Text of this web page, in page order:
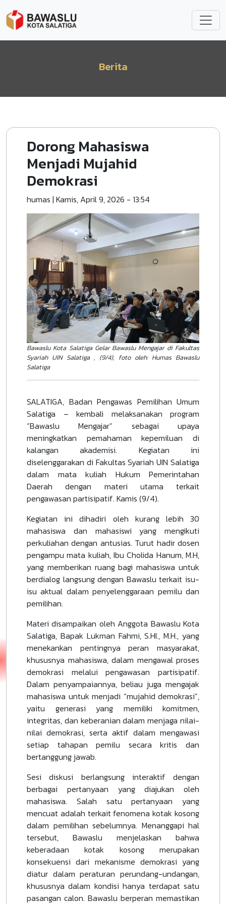
Berita
Dorong Mahasiswa
Menjadi Mujahid
Demokrasi
humas | Kamis, April 9, 2026 - 13:54
Bawaslu Kota Salatiga Gelar Bawaslu Mengajar di Fakultas
Syariah UIN Salatiga , (9/4), foto oleh: Humas Bawaslu
Salatiga
SALATIGA, Badan Pengawas Pemilihan Umum
Salatiga – kembali melaksanakan program
“Bawaslu Mengajar” sebagai upaya
meningkatkan pemahaman kepemiluan di
kalangan akademisi. Kegiatan ini
diselenggarakan di Fakultas Syariah UIN Salatiga
dalam mata kuliah Hukum Pemerintahan
Daerah dengan materi utama terkait
pengawasan partisipatif. Kamis (9/4).
Kegiatan ini dihadiri oleh kurang lebih 30
mahasiswa dan mahasiswi yang mengikuti
perkuliahan dengan antusias. Turut hadir dosen
pengampu mata kuliah, Ibu Cholida Hanum, M.H,
yang memberikan ruang bagi mahasiswa untuk
berdialog langsung dengan Bawaslu terkait isu-
isu aktual dalam penyelenggaraan pemilu dan
pemilihan.
Materi disampaikan oleh Anggota Bawaslu Kota
Salatiga, Bapak Lukman Fahmi, S.HI., M.H., yang
menekankan pentingnya peran masyarakat,
khususnya mahasiswa, dalam mengawal proses
demokrasi melalui pengawasan partisipatif.
Dalam penyampaiannya, beliau juga mengajak
mahasiswa untuk menjadi “mujahid demokrasi”,
yaitu generasi yang memiliki komitmen,
integritas, dan keberanian dalam menjaga nilai-
nilai demokrasi, serta aktif dalam mengawasi
setiap tahapan pemilu secara kritis dan
bertanggung jawab.
Sesi diskusi berlangsung interaktif dengan
berbagai pertanyaan yang diajukan oleh
mahasiswa. Salah satu pertanyaan yang
mencuat adalah terkait fenomena kotak kosong
dalam pemilihan sebelumnya. Menanggapi hal
tersebut, Bawaslu menjelaskan bahwa
keberadaan kotak kosong merupakan
konsekuensi dari mekanisme demokrasi yang
diatur dalam peraturan perundang-undangan,
khususnya dalam kondisi hanya terdapat satu
pasangan calon. Bawaslu berperan memastikan